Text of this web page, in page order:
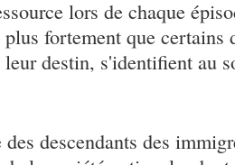
lors de chaque
fortement que certains
destin, s'identifient au
descendants des